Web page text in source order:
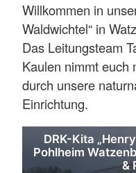
DRK-Kita
Pohlheim
&
Willkommen in
Waldwichtel“ in
Das Leitungsteam
Kaulen nimmt euch
durch unsere
Einrichtung.